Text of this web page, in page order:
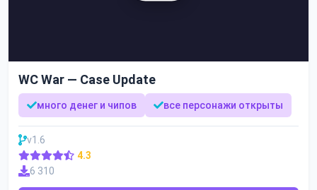
WC War — Case Update
много денег и чипов все персонажи открыты
v1.6
4.3
6 310